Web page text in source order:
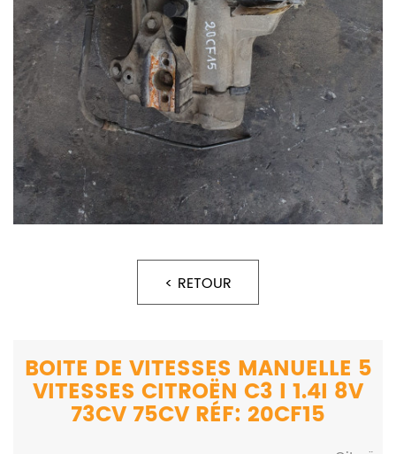
< RETOUR
BOITE DE VITESSES MANUELLE 5
VITESSES CITROËN C3 I 1.4I 8V
73CV 75CV RÉF: 20CF15